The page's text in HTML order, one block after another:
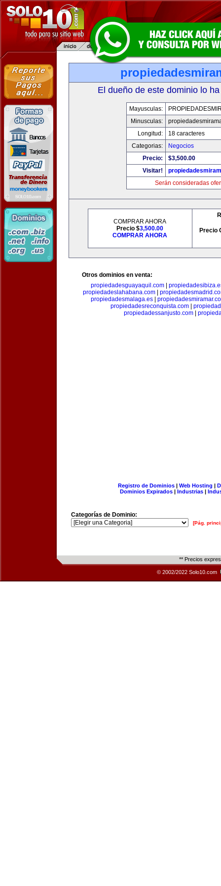
El dueño de este dominio lo
Mayusculas:
Minusculas:
Longitud:
18 caracteres
Categorias:
Negocios
Precio:
$3,500.00
Visitar!
Serán consideradas
COMPRAR AHORA
Precio $3,500.00
COMPRAR AHORA
Precio
Otros dominios en venta:
propiedadesguayaquil.com
propiedadeslahabana.com|
propiedadesmalaga.es|
propiedadesreconquista.com
propiedadessanjusto.com
Registro de Dominios| Web Hosting |
Dominios Expirados | Industrias |
Categorías de Dominio:
[Pág.
** Precios
© 2002/2022 Solo10.com